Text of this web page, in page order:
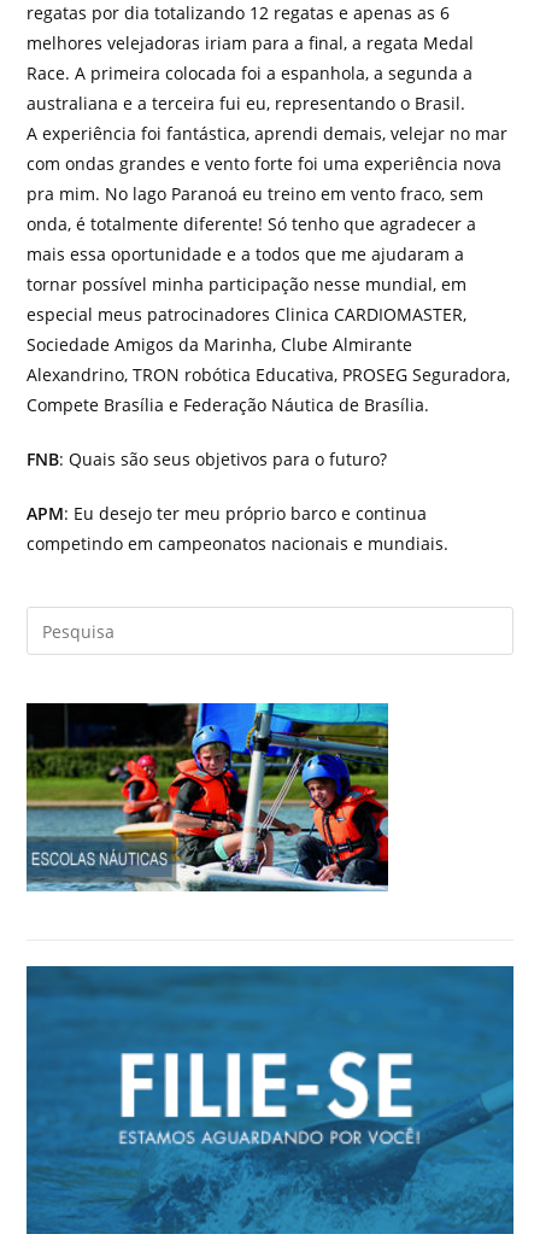
regatas por dia totalizando 12 regatas e apenas as 6
melhores velejadoras iriam para a final, a regata Medal
Race. A primeira colocada foi a espanhola, a segunda a
australiana e a terceira fui eu, representando o Brasil.
A experiência foi fantástica, aprendi demais, velejar no mar
com ondas grandes e vento forte foi uma experiência nova
pra mim. No lago Paranoá eu treino em vento fraco, sem
onda, é totalmente diferente! Só tenho que agradecer a
mais essa oportunidade e a todos que me ajudaram a
tornar possível minha participação nesse mundial, em
especial meus patrocinadores Clinica CARDIOMASTER,
Sociedade Amigos da Marinha, Clube Almirante
Alexandrino, TRON robótica Educativa, PROSEG Seguradora,
Compete Brasília e Federação Náutica de Brasília.
FNB: Quais são seus objetivos para o futuro?
APM: Eu desejo ter meu próprio barco e continua
competindo em campeonatos nacionais e mundiais.